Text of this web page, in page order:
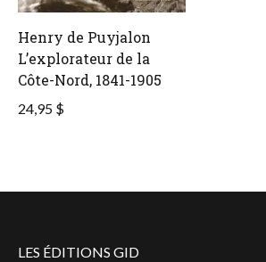
Henry de Puyjalon
L’explorateur de la
Côte-Nord, 1841-1905
24,95 $
LES ÉDITIONS GID